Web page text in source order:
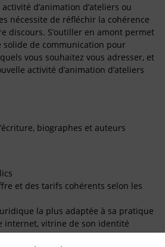
d’animation d’ateliers ou
nécessite de réfléchir la cohérence
discours. S’outiller en amont permet
de communication pour
vous souhaitez vous adresser, et
activité d’animation d’ateliers
biographes et auteurs
et des tarifs cohérents selon les
la plus adaptée à sa pratique
internet, vitrine de son identité